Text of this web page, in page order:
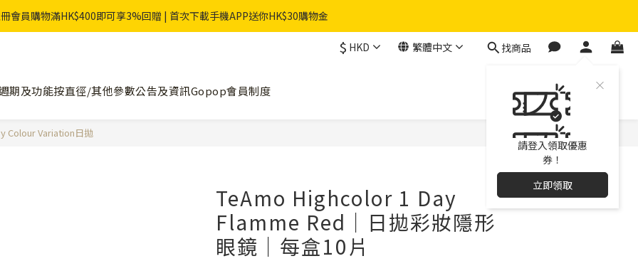
會員購物滿HK$400即可享3%回贈 | 首次下載手機APP送你HK$30購物金
$ HKD 繁體中文 找商品
請登入領取優惠
券！
立即領取
期及功能按直徑/其他參數公告及資訊Gopop會員制度
Colour Variation日拋
TeAmo Highcolor 1 Day
Flamme Red｜日拋彩妝隱形
眼鏡｜每盒10片
立即購買